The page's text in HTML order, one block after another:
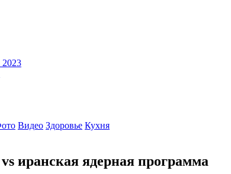
Видео Здоровье Кухня
иранская ядерная программа